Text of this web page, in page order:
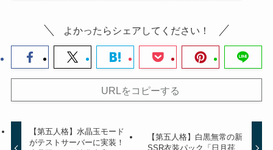
よかったらシェアしてください！
URLをコピーする
【第五人格】水晶玉モード
がテストサーバーに実装！
【第五人格】白黒無常の新
SSR衣装パック「日月荏